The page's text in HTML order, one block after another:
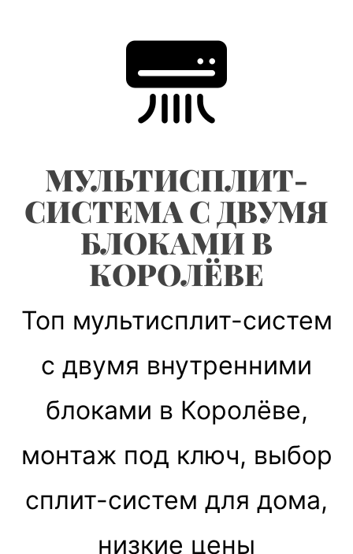
МУЛЬТИСПЛИТ-
СИСТЕМА С ДВУМЯ
БЛОКАМИ В
КОРОЛЁВЕ
Топ мультисплит-систем
с двумя внутренними
блоками в Королёве,
монтаж под ключ, выбор
сплит-систем для дома,
низкие цены